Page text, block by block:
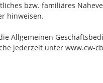
Allgemeinen
bzw. familiäres
hinweisen.
Allgemeinen
jederzeit unter www.cw-